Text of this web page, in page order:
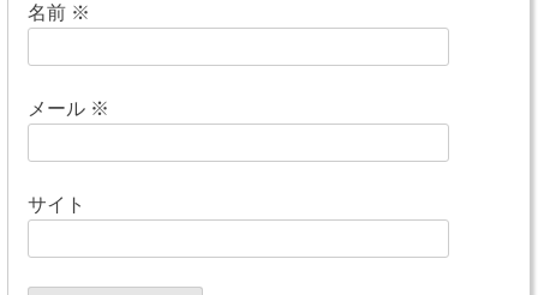
名前 ※
メール ※
サイト